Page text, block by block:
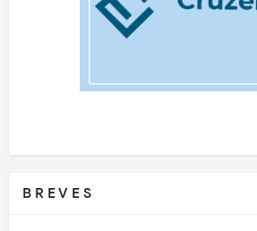
B R E V E S